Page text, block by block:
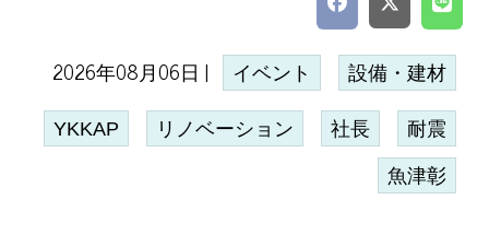
2026年08月06日 | イベント 設備・建材
YKKAP リノベーション 社長 耐震
魚津彰